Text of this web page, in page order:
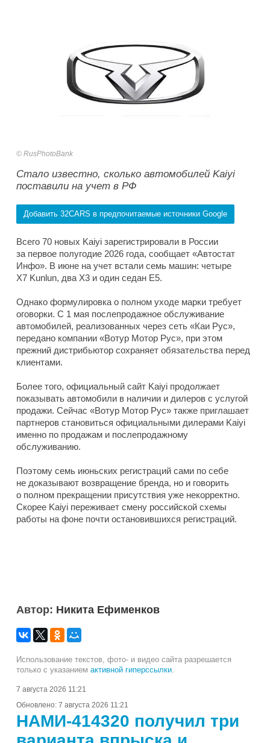
RusPhotoBank
Стало известно, сколько автомобилей Kaiyi
поставили на учет в РФ
Добавить 32CARS в предпочитаемые источники Google
Всего 70 новых Kaiyi зарегистрировали в России
за первое полугодие 2026 года, сообщает «Автостат
Инфо». В июне на учет встали семь машин: четыре
X7 Kunlun, два X3 и один седан E5.
Однако формулировка о полном уходе марки требует
оговорки. С 1 мая послепродажное обслуживание
автомобилей, реализованных через сеть «Каи Рус»,
передано компании «Вотур Мотор Рус», при этом
прежний дистрибьютор сохраняет обязательства перед
клиентами.
Более того, официальный сайт Kaiyi продолжает
показывать автомобили в наличии и дилеров с услугой
продажи. Сейчас «Вотур Мотор Рус» также приглашает
партнеров становиться официальными дилерами Kaiyi
именно по продажам и послепродажному
обслуживанию.
Поэтому семь июньских регистраций сами по себе
не доказывают возвращение бренда, но и говорить
о полном прекращении присутствия уже некорректно.
Скорее Kaiyi переживает смену российской схемы
работы на фоне почти остановившихся регистраций.
Автор: Никита Ефименков
Использование текстов, фото- и видео сайта разрешается
только с указанием активной гиперссылки.
7 августа 2026 11:21
Обновлено: 7 августа 2026 11:21
НАМИ-414320 получил три